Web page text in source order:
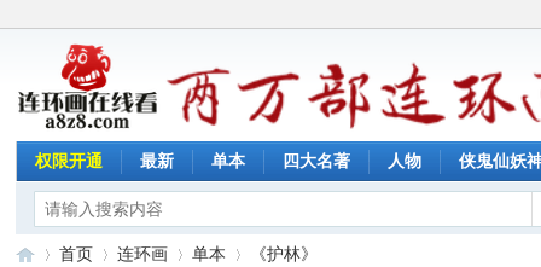
权限开通 最新 单本 四大名著 人物 侠鬼仙妖
首页 连环画 单本 《护林》